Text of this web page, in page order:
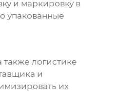
и маркировку в
упакованные
также логистике
и
их